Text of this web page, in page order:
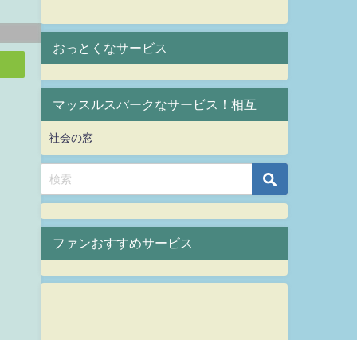
おっとくなサービス
マッスルスパークなサービス！相互
社会の窓
ファンおすすめサービス